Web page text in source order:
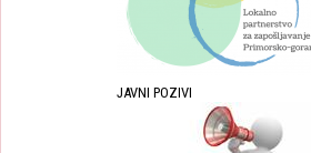
JAVNI POZIVI